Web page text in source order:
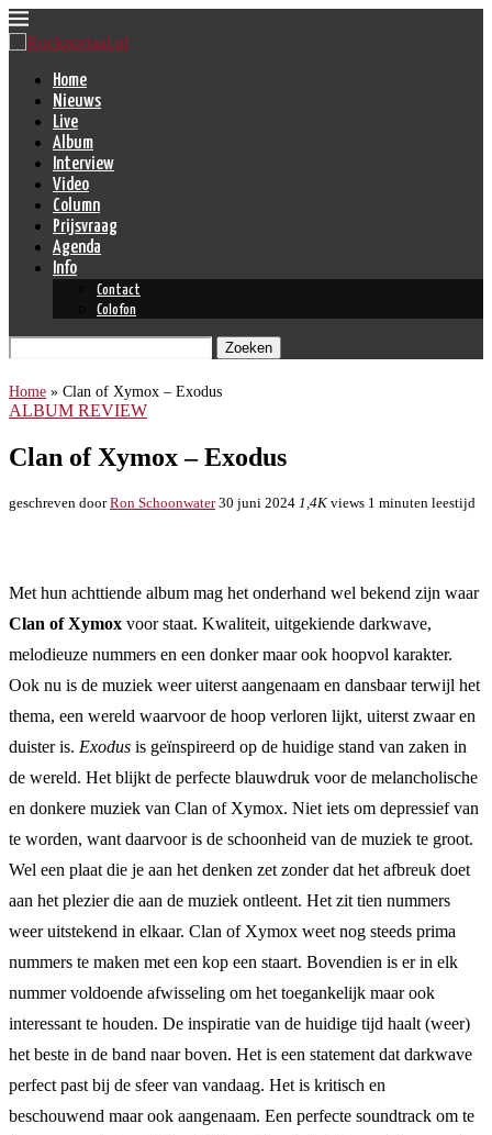
Home
Nieuws
Live
Album
Interview
Video
Column
Prijsvraag
Agenda
Info
Contact
Colofon
Zoeken
Home » Clan of Xymox – Exodus
ALBUM REVIEW
Clan of Xymox – Exodus
geschreven doorRon Schoonwater 30 juni 2024 1,4K views 1 minuten leestijd
Met hun achttiende album mag het onderhand wel bekend zijn waar
Clan of Xymox voor staat. Kwaliteit, uitgekiende darkwave,
melodieuze nummers en een donker maar ook hoopvol karakter.
Ook nu is de muziek weer uiterst aangenaam en dansbaar terwijl het
thema, een wereld waarvoor de hoop verloren lijkt, uiterst zwaar en
duister is. Exodus is geïnspireerd op de huidige stand van zaken in
de wereld. Het blijkt de perfecte blauwdruk voor de melancholische
en donkere muziek van Clan of Xymox. Niet iets om depressief van
te worden, want daarvoor is de schoonheid van de muziek te groot.
Wel een plaat die je aan het denken zet zonder dat het afbreuk doet
aan het plezier die aan de muziek ontleent. Het zit tien nummers
weer uitstekend in elkaar. Clan of Xymox weet nog steeds prima
nummers te maken met een kop een staart. Bovendien is er in elk
nummer voldoende afwisseling om het toegankelijk maar ook
interessant te houden. De inspiratie van de huidige tijd haalt (weer)
het beste in de band naar boven. Het is een statement dat darkwave
perfect past bij de sfeer van vandaag. Het is kritisch en
beschouwend maar ook aangenaam. Een perfecte soundtrack om te